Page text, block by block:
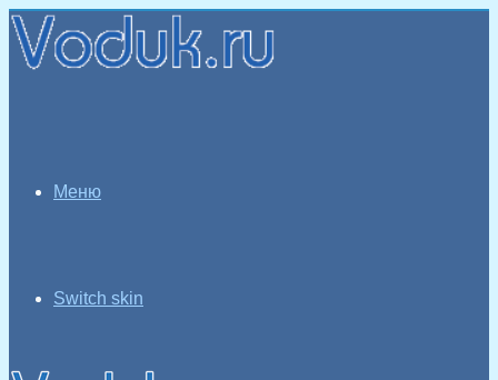
Меню
Switch skin